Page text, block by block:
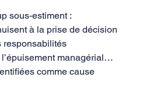
sous-estiment :
à la prise de décision
responsabilités
managérial…
comme cause